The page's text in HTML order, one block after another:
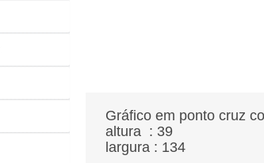
Gráfico em ponto cruz
altura : 39
largura : 134